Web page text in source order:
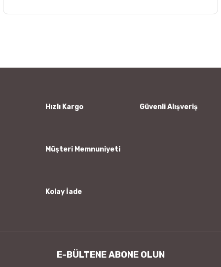
Ürün bilgilerinde hatalar bulunuyor.
Hızlı Kargo Güvenli Alışveriş
Müşteri Memnuniyeti
Kolay İade
E-BÜLTENE ABONE OLUN